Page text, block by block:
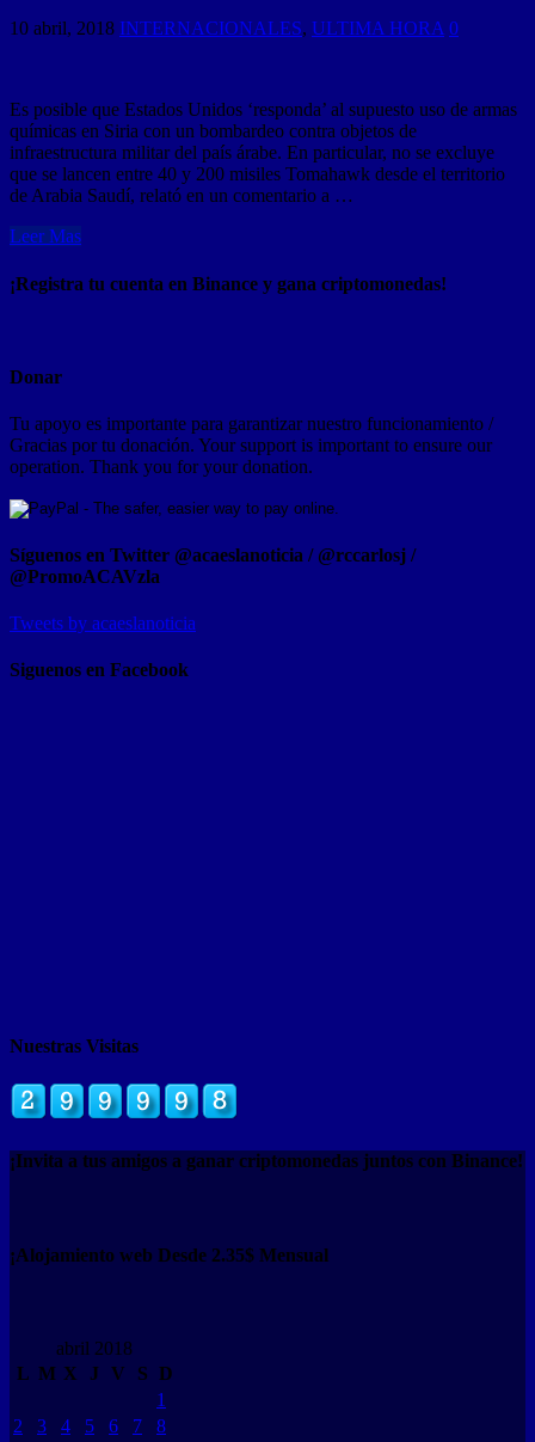
10 abril, 2018 INTERNACIONALES, ULTIMA HORA 0
Es posible que Estados Unidos ‘responda’ al supuesto uso de armas
químicas en Siria con un bombardeo contra objetos de
infraestructura militar del país árabe. En particular, no se excluye
que se lancen entre 40 y 200 misiles Tomahawk desde el territorio
de Arabia Saudí, relató en un comentario a …
Leer Mas
¡Registra tu cuenta en Binance y gana criptomonedas!
Donar
Tu apoyo es importante para garantizar nuestro funcionamiento /
Gracias por tu donación. Your support is important to ensure our
operation. Thank you for your donation.
Síguenos en Twitter @acaeslanoticia / @rccarlosj /
@PromoACAVzla
Tweets by acaeslanoticia
Siguenos en Facebook
Nuestras Visitas
¡Invita a tus amigos a ganar criptomonedas juntos con Binance!
¡Alojamiento web Desde 2.35$ Mensual
abril 2018
L M X J V S D
1
2
3 4 5 6 7 8